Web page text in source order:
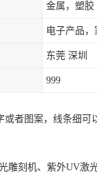
金属，塑胶
电子产品，
东莞 深圳
999
者图案，线条细可
雕刻机、紫外UV激